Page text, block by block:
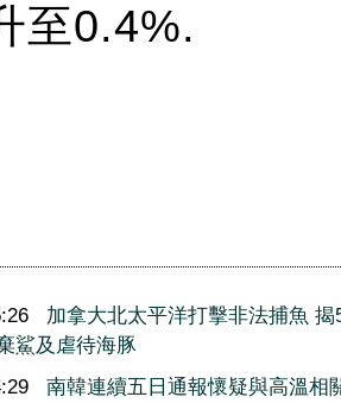
至0.4%.
加拿大北太平洋打擊非法捕魚 揭
鯊及虐待海豚
南韓連續五日通報懷疑與高溫相